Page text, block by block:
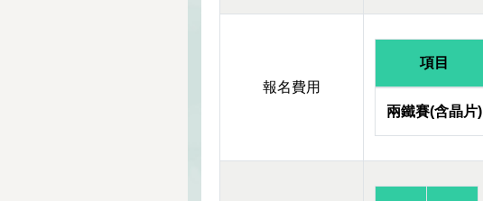
報名費用
項目
兩鐵賽(含晶片)